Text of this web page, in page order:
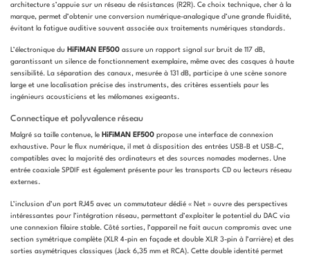
architecture s’appuie sur un réseau de résistances (R2R). Ce choix technique, cher à la
marque, permet d’obtenir une conversion numérique-analogique d’une grande fluidité,
évitant la fatigue auditive souvent associée aux traitements numériques standards.
L’électronique du HiFiMAN EF500 assure un rapport signal sur bruit de 117 dB,
garantissant un silence de fonctionnement exemplaire, même avec des casques à haute
sensibilité. La séparation des canaux, mesurée à 131 dB, participe à une scène sonore
large et une localisation précise des instruments, des critères essentiels pour les
ingénieurs acousticiens et les mélomanes exigeants.
Connectique et polyvalence réseau
Malgré sa taille contenue, le HiFiMAN EF500 propose une interface de connexion
exhaustive. Pour le flux numérique, il met à disposition des entrées USB-B et USB-C,
compatibles avec la majorité des ordinateurs et des sources nomades modernes. Une
entrée coaxiale SPDIF est également présente pour les transports CD ou lecteurs réseau
externes.
L’inclusion d’un port RJ45 avec un commutateur dédié « Net » ouvre des perspectives
intéressantes pour l’intégration réseau, permettant d’exploiter le potentiel du DAC via
une connexion filaire stable. Côté sorties, l’appareil ne fait aucun compromis avec une
section symétrique complète (XLR 4-pin en façade et double XLR 3-pin à l’arrière) et des
sorties asymétriques classiques (Jack 6,35 mm et RCA). Cette double identité permet